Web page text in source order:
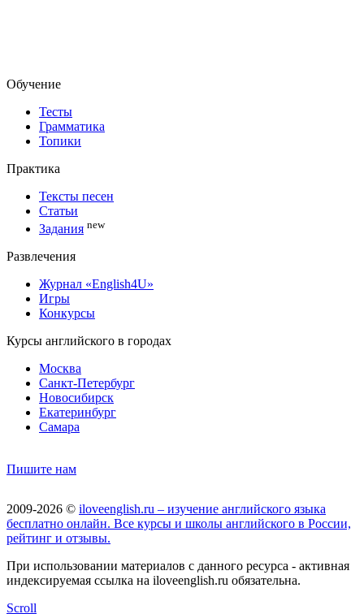
Обучение
Тесты
Грамматика
Топики
Практика
Тексты песен
Статьи
Задания new
Развлечения
Журнал «English4U»
Игры
Конкурсы
Курсы английского в городах
Москва
Санкт-Петербург
Новосибирск
Екатеринбург
Самара
Пишите нам
2009-2026 © iloveenglish.ru – изучение английского языка
бесплатно онлайн. Все курсы и школы английского в России,
рейтинг и отзывы.
При использовании материалов с данного ресурса - активная
индексируемая ссылка на iloveenglish.ru обязательна.
Scroll